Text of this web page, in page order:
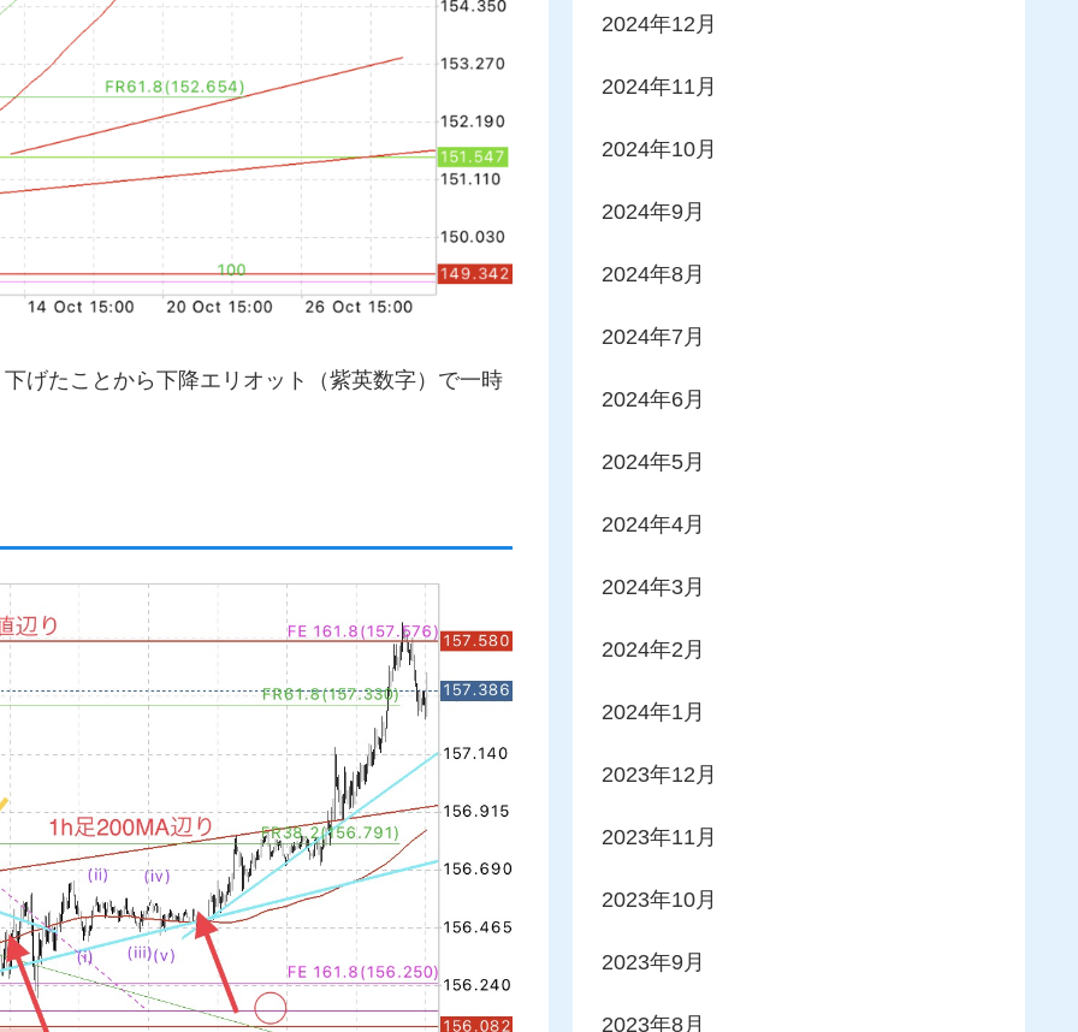
げたことから下降エリオット（紫英数字）で一時
2024年12月
2024年11月
2024年10月
2024年9月
2024年8月
2024年7月
2024年6月
2024年5月
2024年4月
2024年3月
2024年2月
2024年1月
2023年12月
2023年11月
2023年10月
2023年9月
2023年8月